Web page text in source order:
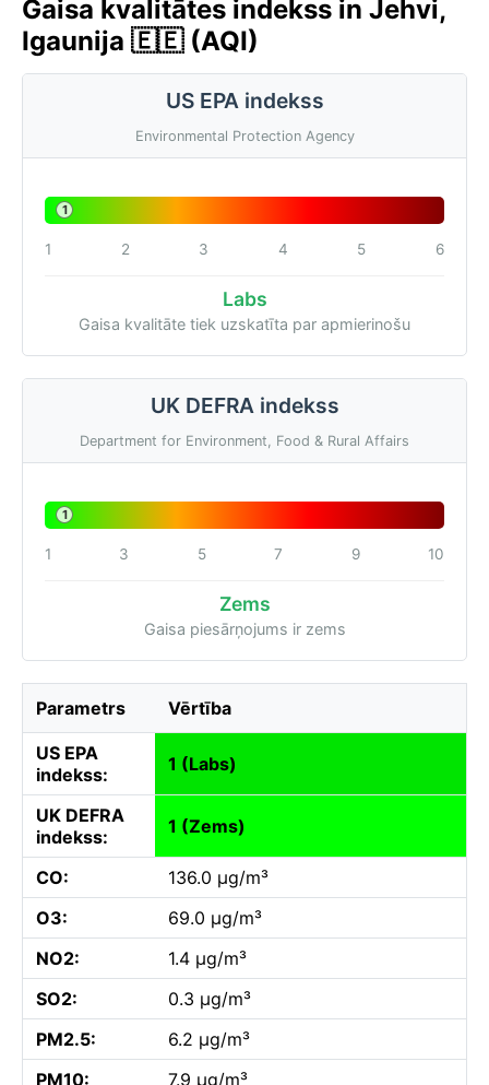
Gaisa kvalitātes indekss in Jehvi,
Igaunija 🇪🇪 (AQI)
US EPA indekss
Environmental Protection Agency
1
1 2 3 4 5 6
Labs
Gaisa kvalitāte tiek uzskatīta par apmierinošu
UK DEFRA indekss
Department for Environment, Food & Rural Affairs
1
1 3 5 7 9 10
Zems
Gaisa piesārņojums ir zems
Parametrs Vērtība
US EPA
indekss:
1 (Labs)
UK DEFRA
indekss:
1 (Zems)
CO:
136.0 µg/m³
O3:
69.0 µg/m³
NO2:
1.4 µg/m³
SO2:
0.3 µg/m³
PM2.5:
6.2 µg/m³
PM10:
7.9 µg/m³